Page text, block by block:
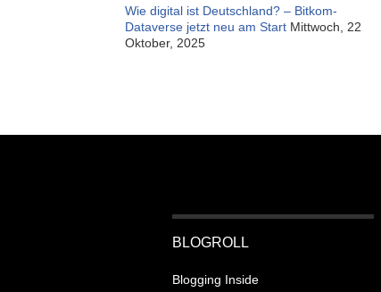
Wie digital ist Deutschland? – Bitkom-
Dataverse jetzt neu am Start Mittwoch, 22
Oktober, 2025
BLOGROLL
Blogging Inside